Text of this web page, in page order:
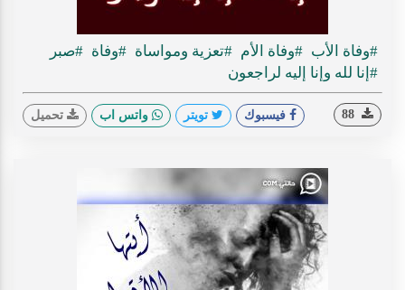
#وفاة الأب #وفاة الأم #تعزية ومواساة #وفاة #صبر
#إنا لله وإنا إليه لراجعون
فيسبوك تويتر واتس اب تحميل